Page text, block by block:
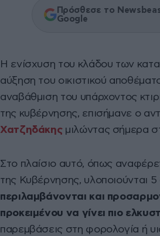
Πρόσθεσε το
Google
Η ενίσχυση του κλάδου των
αύξηση του οικιστικού
αναβάθμιση του υπάρχοντος
της κυβέρνησης, επισήμανε ο
Χατζηδάκηςμιλώντας σήμερα
Στο πλαίσιο αυτό, όπως
της Κυβέρνησης, υλοποιούνται
περιλαμβάνονται και
προκειμένου να γίνει πιο
παρεμβάσεις στη φορολογία ή